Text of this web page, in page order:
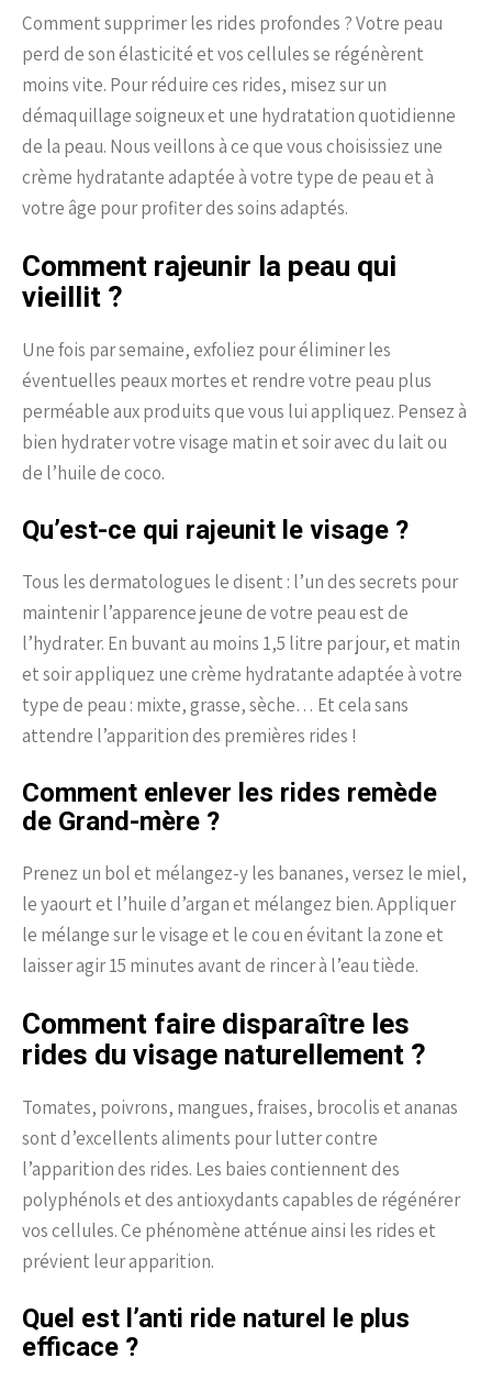
Comment supprimer les rides profondes ? Votre peau
perd de son élasticité et vos cellules se régénèrent
moins vite. Pour réduire ces rides, misez sur un
démaquillage soigneux et une hydratation quotidienne
de la peau. Nous veillons à ce que vous choisissiez une
crème hydratante adaptée à votre type de peau et à
votre âge pour profiter des soins adaptés.
Comment rajeunir la peau qui
vieillit ?
Une fois par semaine, exfoliez pour éliminer les
éventuelles peaux mortes et rendre votre peau plus
perméable aux produits que vous lui appliquez. Pensez à
bien hydrater votre visage matin et soir avec du lait ou
de l’huile de coco.
Qu’est-ce qui rajeunit le visage ?
Tous les dermatologues le disent : l’un des secrets pour
maintenir l’apparence jeune de votre peau est de
l’hydrater. En buvant au moins 1,5 litre par jour, et matin
et soir appliquez une crème hydratante adaptée à votre
type de peau : mixte, grasse, sèche… Et cela sans
attendre l’apparition des premières rides !
Comment enlever les rides remède
de Grand-mère ?
Prenez un bol et mélangez-y les bananes, versez le miel,
le yaourt et l’huile d’argan et mélangez bien. Appliquer
le mélange sur le visage et le cou en évitant la zone et
laisser agir 15 minutes avant de rincer à l’eau tiède.
Comment faire disparaître les
rides du visage naturellement ?
Tomates, poivrons, mangues, fraises, brocolis et ananas
sont d’excellents aliments pour lutter contre
l’apparition des rides. Les baies contiennent des
polyphénols et des antioxydants capables de régénérer
vos cellules. Ce phénomène atténue ainsi les rides et
prévient leur apparition.
Quel est l’anti ride naturel le plus
efficace ?